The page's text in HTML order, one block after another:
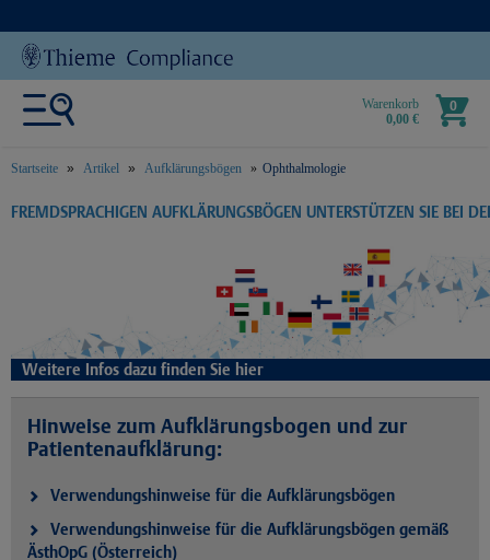
Warenkorb
0,00 €
0
Startseite Artikel Aufklärungsbögen Ophthalmologie
text.skipToContent
text.skipToNavigation
FREMDSPRACHIGEN AUFKLÄRUNGSBÖGEN UNTERSTÜTZEN SIE BEI
Weitere Infos dazu finden Sie hier
Hinweise zum Aufklärungsbogen und zur
Patientenaufklärung:
Verwendungshinweise für die Aufklärungsbögen
Verwendungshinweise für die Aufklärungsbögen gemäß
ÄsthOpG (Österreich)